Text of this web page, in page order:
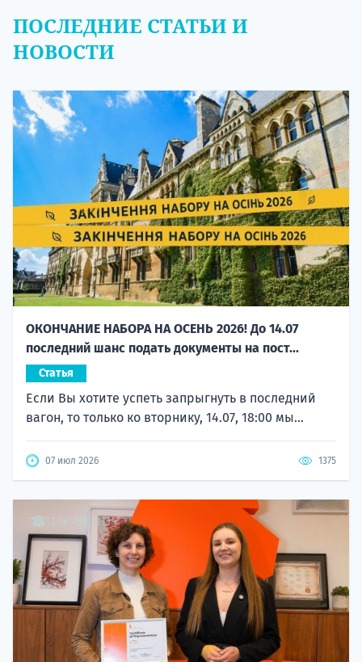
ПОСЛЕДНИЕ СТАТЬИ И
НОВОСТИ
ОКОНЧАНИЕ НАБОРА НА ОСЕНЬ 2026! До 14.07
последний шанс подать документы на пост...
Статья
Если Вы хотите успеть запрыгнуть в последний
вагон, то только ко вторнику, 14.07, 18:00 мы...
07 июл 2026 1375